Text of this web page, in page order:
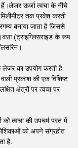
हैं।लेजर ऊर्जा त्वचा के नीचे
तक प्रवेश करती
बनाया जाता है जिससे
(ट्राइग्लिसराइड के रूप
लेजर का उपयोग करती है
प्रकाश की एक विशिष्ट
क्षेत्रों पर त्वचा पर
त्वचा की उपचर्म परत में
को अपने संग्रहीत
है.